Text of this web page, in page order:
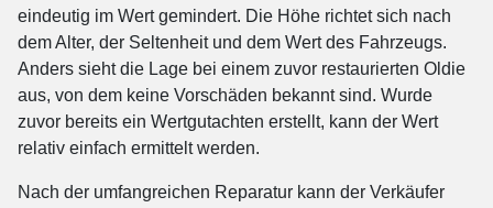
eindeutig im Wert gemindert. Die Höhe richtet sich nach
dem Alter, der Seltenheit und dem Wert des Fahrzeugs.
Anders sieht die Lage bei einem zuvor restaurierten Oldie
aus, von dem keine Vorschäden bekannt sind. Wurde
zuvor bereits ein Wertgutachten erstellt, kann der Wert
relativ einfach ermittelt werden.
Nach der umfangreichen Reparatur kann der Verkäufer